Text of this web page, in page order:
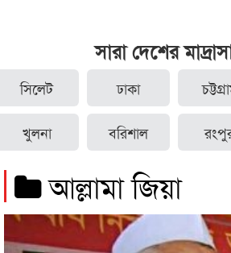
সারা দেশের
সিলেট ঢাকা
খুলনা বরিশাল
আল্লামা জিয়া